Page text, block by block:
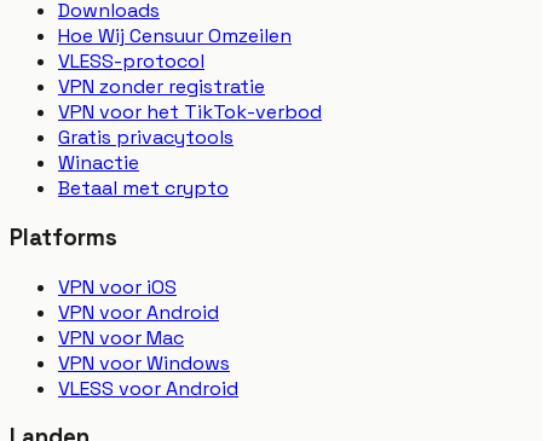
Downloads
Hoe Wij Censuur Omzeilen
VLESS-protocol
VPN zonder registratie
VPN voor het TikTok-verbod
Gratis privacytools
Winactie
Betaal met crypto
Platforms
VPN voor iOS
VPN voor Android
VPN voor Mac
VPN voor Windows
VLESS voor Android